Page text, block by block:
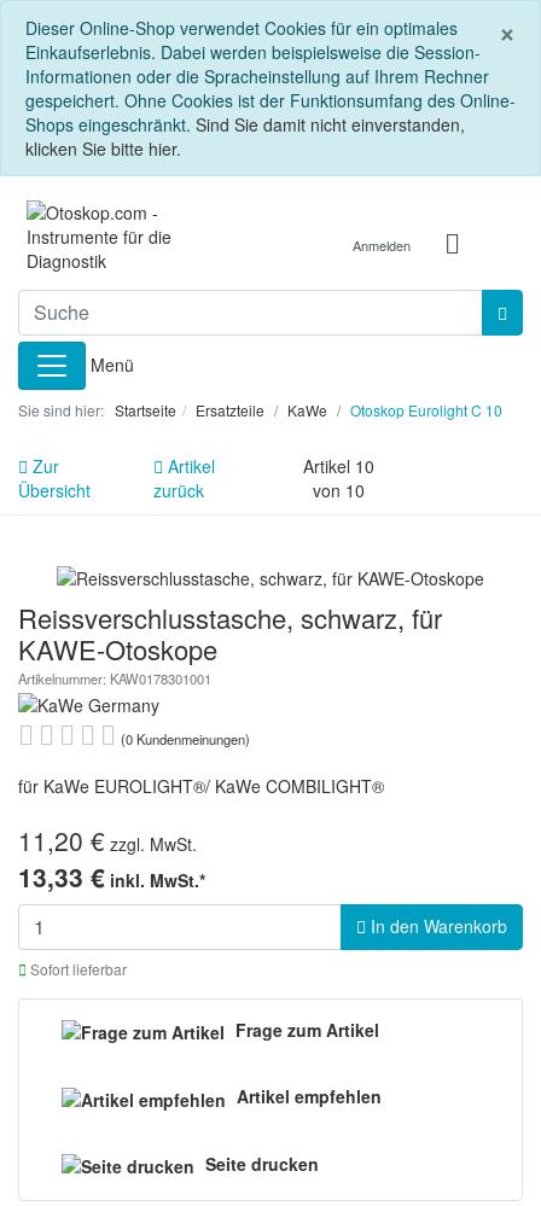
×
Dieser Online-Shop verwendet Cookies für ein optimales
Einkaufserlebnis. Dabei werden beispielsweise die Session-
Informationen oder die Spracheinstellung auf Ihrem Rechner
gespeichert. Ohne Cookies ist der Funktionsumfang des Online-
Shops eingeschränkt. Sind Sie damit nicht einverstanden,
klicken Sie bitte hier.
Anmelden
Menü
Sie sind hier: Startseite Ersatzteile KaWe Otoskop Eurolight C 10
Zur
Übersicht
Artikel
zurück
Artikel 10
von 10
Reissverschlusstasche, schwarz, für
KAWE-Otoskope
Artikelnummer: KAW0178301001
(0 Kundenmeinungen)
für KaWe EUROLIGHT®/ KaWe COMBILIGHT®
11,20 € zzgl. MwSt.
13,33 € inkl. MwSt.*
In den Warenkorb
Sofort lieferbar
Frage zum Artikel
Artikel empfehlen
Seite drucken